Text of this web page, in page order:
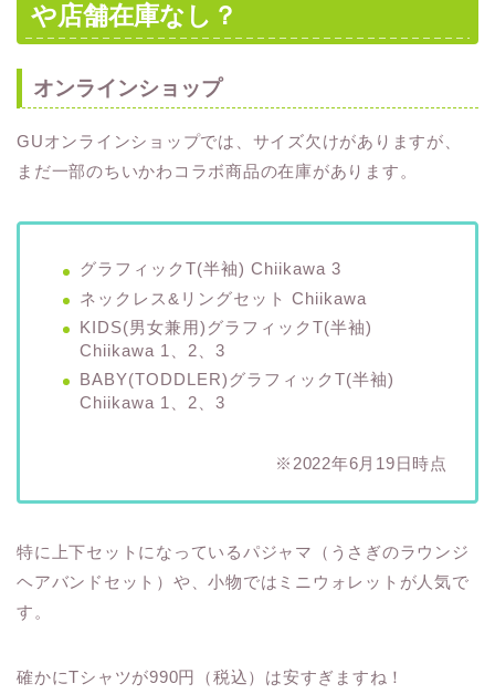
や店舗在庫なし？
オンラインショップ
GUオンラインショップでは、サイズ欠けがありますが、
まだ一部のちいかわコラボ商品の在庫があります。
グラフィックT(半袖) Chiikawa 3
ネックレス&リングセット Chiikawa
KIDS(男女兼用)グラフィックT(半袖)
Chiikawa 1、2、3
BABY(TODDLER)グラフィックT(半袖)
Chiikawa 1、2、3
※2022年6月19日時点
特に上下セットになっているパジャマ（うさぎのラウンジ
ヘアバンドセット）や、小物ではミニウォレットが人気で
す。
確かにTシャツが990円（税込）は安すぎますね！